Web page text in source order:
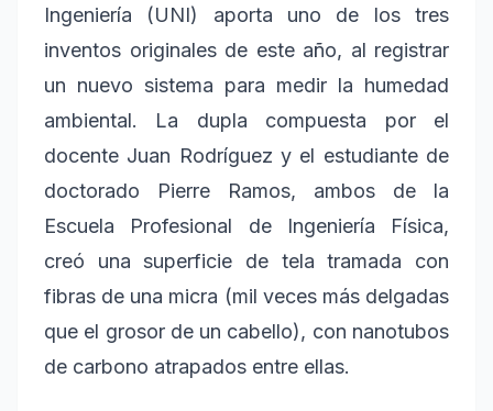
Ingeniería (UNI) aporta uno de los tres
inventos originales de este año, al registrar
un nuevo sistema para medir la humedad
ambiental. La dupla compuesta por el
docente Juan Rodríguez y el estudiante de
doctorado Pierre Ramos, ambos de la
Escuela Profesional de Ingeniería Física,
creó una superficie de tela tramada con
fibras de una micra (mil veces más delgadas
que el grosor de un cabello), con nanotubos
de carbono atrapados entre ellas.